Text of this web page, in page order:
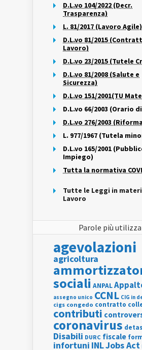
D.L.vo 104/2022 (Decr.
Trasparenza)
L. 81/2017 (Lavoro Agile)
D.L.vo 81/2015
Lavoro)
D.L.vo 23/2015 (Tutele
D.L.vo 81/2008 (Salute e
Sicurezza)
D.L.vo 151/2001(TU
D.L.vo 66/2003 (Orario
D.L.vo 276/2003
L. 977/1967 (Tutela
D.L.vo 165/2001
Impiego)
Tutta la normativa
Tutte le Leggi in
Lavoro
Parole più
agevolazioni
agricoltura
sociali ANPAL
assegno unico CCNL CIG in
cigs congedo contratto
contributi
coronavirus
Disabili DURC fiscale
infortuni INLJobs Act